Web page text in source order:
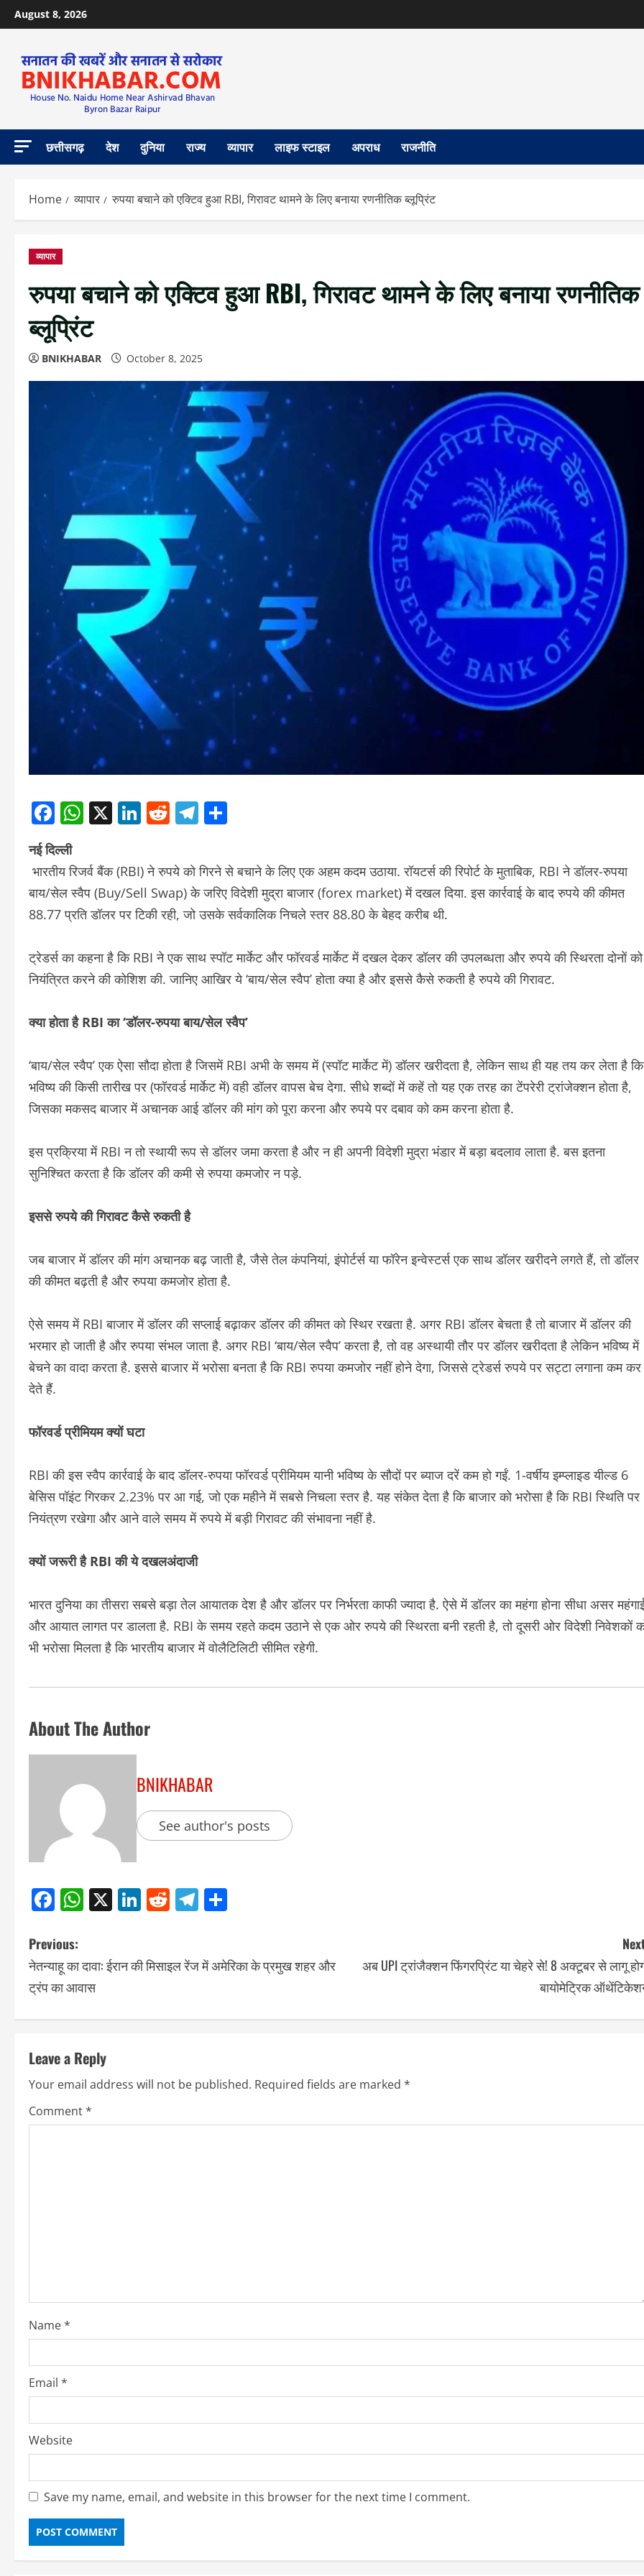
August 8, 2026
छत्तीसगढ़ देश दुनिया राज्य व्यापार लाइफ स्टाइल अपराध राजनीति
Home व्यापार रुपया बचाने को एक्टिव हुआ RBI, गिरावट थामने के लिए बनाया रणनीतिक ब्लूप्रिंट
व्यापार
रुपया बचाने को एक्टिव हुआ RBI, गिरावट थामने के लिए बनाया रणनीतिक
ब्लूप्रिंट
BNIKHABAR October 8, 2025
Facebook
WhatsApp
X LinkedIn
RedditTelegram
नई दिल्ली
भारतीय रिजर्व बैंक (RBI) ने रुपये को गिरने से बचाने के लिए एक अहम कदम उठाया. रॉयटर्स की रिपोर्ट के मुताबिक, RBI ने डॉलर-रुपया
बाय/सेल स्वैप (Buy/Sell Swap) के जरिए विदेशी मुद्रा बाजार (forex market) में दखल दिया. इस कार्रवाई के बाद रुपये की कीमत
88.77 प्रति डॉलर पर टिकी रही, जो उसके सर्वकालिक निचले स्तर 88.80 के बेहद करीब थी.
ट्रेडर्स का कहना है कि RBI ने एक साथ स्पॉट मार्केट और फॉरवर्ड मार्केट में दखल देकर डॉलर की उपलब्धता और रुपये की स्थिरता दोनों को
नियंत्रित करने की कोशिश की. जानिए आखिर ये ‘बाय/सेल स्वैप’ होता क्या है और इससे कैसे रुकती है रुपये की गिरावट.
क्या होता है RBI का ‘डॉलर-रुपया बाय/सेल स्वैप’
‘बाय/सेल स्वैप’ एक ऐसा सौदा होता है जिसमें RBI अभी के समय में (स्पॉट मार्केट में) डॉलर खरीदता है, लेकिन साथ ही यह तय कर लेता है कि
भविष्य की किसी तारीख पर (फॉरवर्ड मार्केट में) वही डॉलर वापस बेच देगा. सीधे शब्दों में कहें तो यह एक तरह का टेंपरेरी ट्रांजेक्शन होता है,
जिसका मकसद बाजार में अचानक आई डॉलर की मांग को पूरा करना और रुपये पर दबाव को कम करना होता है.
इस प्रक्रिया में RBI न तो स्थायी रूप से डॉलर जमा करता है और न ही अपनी विदेशी मुद्रा भंडार में बड़ा बदलाव लाता है. बस इतना
सुनिश्चित करता है कि डॉलर की कमी से रुपया कमजोर न पड़े.
इससे रुपये की गिरावट कैसे रुकती है
जब बाजार में डॉलर की मांग अचानक बढ़ जाती है, जैसे तेल कंपनियां, इंपोर्टर्स या फॉरेन इन्वेस्टर्स एक साथ डॉलर खरीदने लगते हैं, तो डॉलर
की कीमत बढ़ती है और रुपया कमजोर होता है.
ऐसे समय में RBI बाजार में डॉलर की सप्लाई बढ़ाकर डॉलर की कीमत को स्थिर रखता है. अगर RBI डॉलर बेचता है तो बाजार में डॉलर की
भरमार हो जाती है और रुपया संभल जाता है. अगर RBI ‘बाय/सेल स्वैप’ करता है, तो वह अस्थायी तौर पर डॉलर खरीदता है लेकिन भविष्य में
बेचने का वादा करता है. इससे बाजार में भरोसा बनता है कि RBI रुपया कमजोर नहीं होने देगा, जिससे ट्रेडर्स रुपये पर सट्टा लगाना कम कर
देते हैं.
फॉरवर्ड प्रीमियम क्यों घटा
RBI की इस स्वैप कार्रवाई के बाद डॉलर-रुपया फॉरवर्ड प्रीमियम यानी भविष्य के सौदों पर ब्याज दरें कम हो गईं. 1-वर्षीय इम्प्लाइड यील्ड 6
बेसिस पॉइंट गिरकर 2.23% पर आ गई, जो एक महीने में सबसे निचला स्तर है. यह संकेत देता है कि बाजार को भरोसा है कि RBI स्थिति पर
नियंत्रण रखेगा और आने वाले समय में रुपये में बड़ी गिरावट की संभावना नहीं है.
क्यों जरूरी है RBI की ये दखलअंदाजी
भारत दुनिया का तीसरा सबसे बड़ा तेल आयातक देश है और डॉलर पर निर्भरता काफी ज्यादा है. ऐसे में डॉलर का महंगा होना सीधा असर
और आयात लागत पर डालता है. RBI के समय रहते कदम उठाने से एक ओर रुपये की स्थिरता बनी रहती है, तो दूसरी ओर विदेशी निवेशकों
भी भरोसा मिलता है कि भारतीय बाजार में वोलैटिलिटी सीमित रहेगी.
About The Author
BNIKHABAR
See author's posts
Facebook
WhatsApp
X LinkedIn
RedditTelegram
Previous:
नेतन्याहू का दावा: ईरान की मिसाइल रेंज में अमेरिका के प्रमुख शहर और
ट्रंप का आवास
अब UPI ट्रांजैक्शन फिंगरप्रिंट या चेहरे से! 8 अक्टूबर से लागू
बायोमेट्रिक
Leave a Reply
Your email address will not be published. Required fields are marked *
Comment*
Name*
Email *
Website
Save my name, email, and website in this browser for the next time I comment.